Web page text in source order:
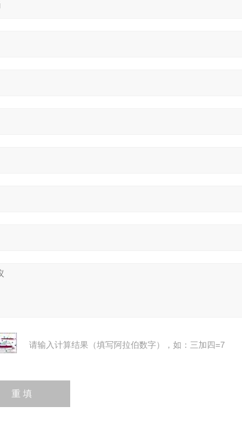
请输入计算结果（填写阿拉伯数字），如：三加四=7